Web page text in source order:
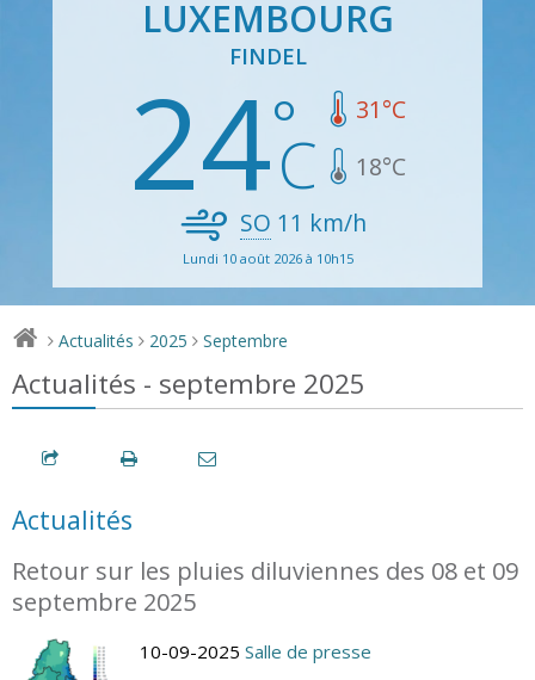
LUXEMBOURG
FINDEL
24 31°C
18°C
SO 11 km/h
Lundi 10 août 2026 à 10h15
> Actualités > 2025 > Septembre
Actualités - septembre 2025
Actualités
Retour sur les pluies diluviennes des 08 et 09
septembre 2025
10-09-2025 Salle de presse